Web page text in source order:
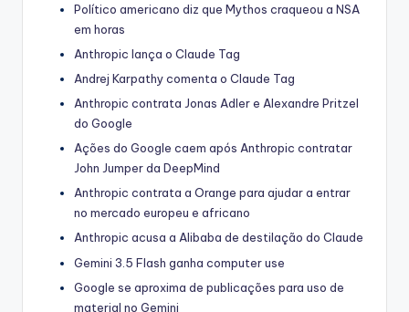
Político americano diz que Mythos craqueou a NSA
em horas
Anthropic lança o Claude Tag
Andrej Karpathy comenta o Claude Tag
Anthropic contrata Jonas Adler e Alexandre Pritzel
do Google
Ações do Google caem após Anthropic contratar
John Jumper da DeepMind
Anthropic contrata a Orange para ajudar a entrar
no mercado europeu e africano
Anthropic acusa a Alibaba de destilação do Claude
Gemini 3.5 Flash ganha computer use
Google se aproxima de publicações para uso de
material no Gemini